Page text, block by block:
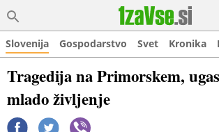
Slovenija Gospodarstvo Svet Kronika
Tragedija na Primorskem,
mlado življenje